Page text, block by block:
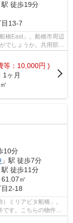
駅 徒歩19分
目13-7
橋East」。船橋市周辺
でしょうか。共用部に
等：10,000円 )
1ヶ月
10分
」駅 徒歩7分
駅 徒歩11分
㎡
目2-18
ミリアビタ船橋」。
です。こちらの物件は